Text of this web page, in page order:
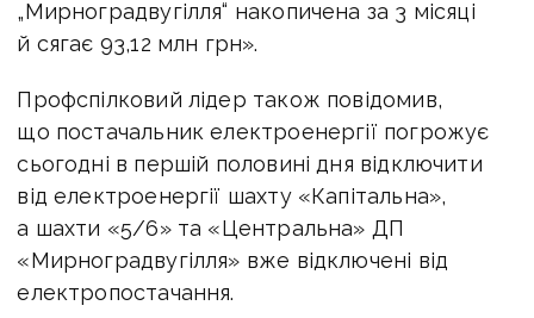
„Мирноградвугілля“ накопичена за 3 місяці
й сягає 93,12 млн грн».
Профспілковий лідер також повідомив,
що постачальник електроенергії погрожує
сьогодні в першій половині дня відключити
від електроенергії шахту «Капітальна»,
а шахти «5/6» та «Центральна» ДП
«Мирноградвугілля» вже відключені від
електропостачання.